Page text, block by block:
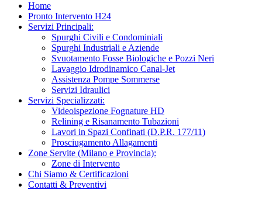
Home
Pronto Intervento H24
Servizi Principali:
Spurghi Civili e Condominiali
Spurghi Industriali e Aziende
Svuotamento Fosse Biologiche e Pozzi Neri
Lavaggio Idrodinamico Canal-Jet
Assistenza Pompe Sommerse
Servizi Idraulici
Servizi Specializzati:
Videoispezione Fognature HD
Relining e Risanamento Tubazioni
Lavori in Spazi Confinati (D.P.R. 177/11)
Prosciugamento Allagamenti
Zone Servite (Milano e Provincia):
Zone di Intervento
Chi Siamo & Certificazioni
Contatti & Preventivi